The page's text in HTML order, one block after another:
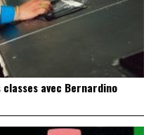
avec Bernardino